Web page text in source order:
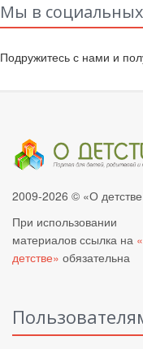
Мы в социальных
Подружитесь с нами и
2009-2026 © «О
При использовании
материалов ссылка на
детстве» обязательна